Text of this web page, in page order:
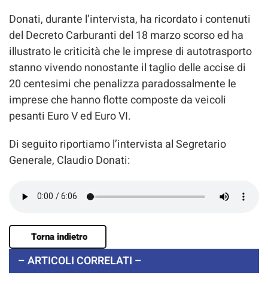
Donati, durante l’intervista, ha ricordato i contenuti
del Decreto Carburanti del 18 marzo scorso ed ha
illustrato le criticità che le imprese di autotrasporto
stanno vivendo nonostante il taglio delle accise di
20 centesimi che penalizza paradossalmente le
imprese che hanno flotte composte da veicoli
pesanti Euro V ed Euro VI.
Di seguito riportiamo l’intervista al Segretario
Generale, Claudio Donati:
Torna indietro
– ARTICOLI CORRELATI –